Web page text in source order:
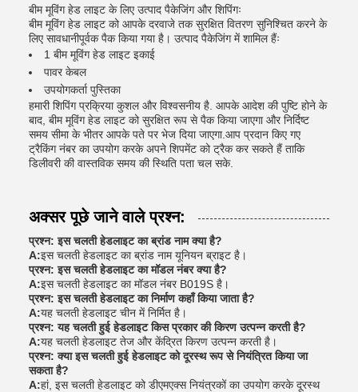
बीम मूविंग हेड लाइट के लिए उत्पाद पैकेजिंग और शिपिंगः
बीम मूविंग हेड लाइट को आपके दरवाजे तक सुरक्षित वितरण सुनिश्चित करने के
लिए सावधानीपूर्वक पैक किया गया है। उत्पाद पैकेजिंग में शामिल हैंः
1 बीम मूविंग हेड लाइट इकाई
पावर केबल
उपयोगकर्ता पुस्तिका
हमारी शिपिंग प्रक्रिया कुशल और विश्वसनीय है. आपके आदेश की पुष्टि होने के
बाद, बीम मूविंग हेड लाइट को सुरक्षित रूप से पैक किया जाएगा और निर्दिष्ट
समय सीमा के भीतर आपके पते पर भेज दिया जाएगा.आप प्रदान किए गए
ट्रैकिंग नंबर का उपयोग करके अपने शिपमेंट को ट्रैक कर सकते हैं ताकि
डिलीवरी की वास्तविक समय की स्थिति पता चल सके.
अक्सर पूछे जाने वाले प्रश्न:
प्रश्न: इस चलती हेडलाइट का ब्रांड नाम क्या है?
A:इस चलती हेडलाइट का ब्रांड नाम यूनियन ब्राइट है।
प्रश्न: इस चलती हेडलाइट का मॉडल नंबर क्या है?
A:इस चलती हेडलाइट का मॉडल नंबर B019S है।
प्रश्न: इस चलती हेडलाइट का निर्माण कहाँ किया जाता है?
A:यह चलती हेडलाइट चीन में निर्मित है।
प्रश्न: यह चलती हुई हेडलाइट किस प्रकार की किरण उत्पन्न करती है?
A:यह चलती हेडलाइट तेज और केंद्रित किरण उत्पन्न करती है।
प्रश्न: क्या इस चलती हुई हेडलाइट को दूरस्थ रूप से नियंत्रित किया जा
सकता है?
A:हां, इस चलती हेडलाइट को डीएमएक्स नियंत्रकों का उपयोग करके दूरस्थ